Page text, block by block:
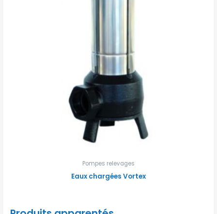
Pompes relevages
Eaux chargées Vortex